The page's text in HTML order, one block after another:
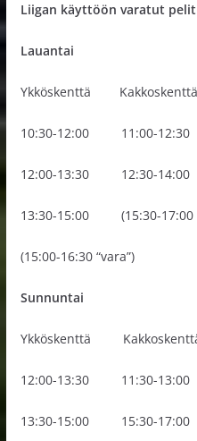
Liigan käyttöön varatut
Lauantai
Ykköskenttä Kakkoskenttä
10:30-12:00 11:00-12:30
12:00-13:30 12:30-14:00
13:30-15:00 (15:30-17:00
(15:00-16:30 “vara”)
Sunnuntai
Ykköskenttä
12:00-13:30 11:30-13:00
13:30-15:00 15:30-17:00